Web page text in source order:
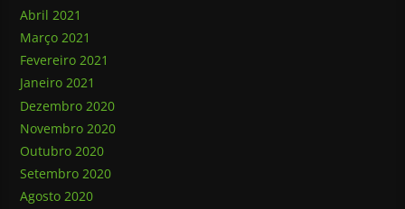
Abril 2021
Março 2021
Fevereiro 2021
Janeiro 2021
Dezembro 2020
Novembro 2020
Outubro 2020
Setembro 2020
Agosto 2020